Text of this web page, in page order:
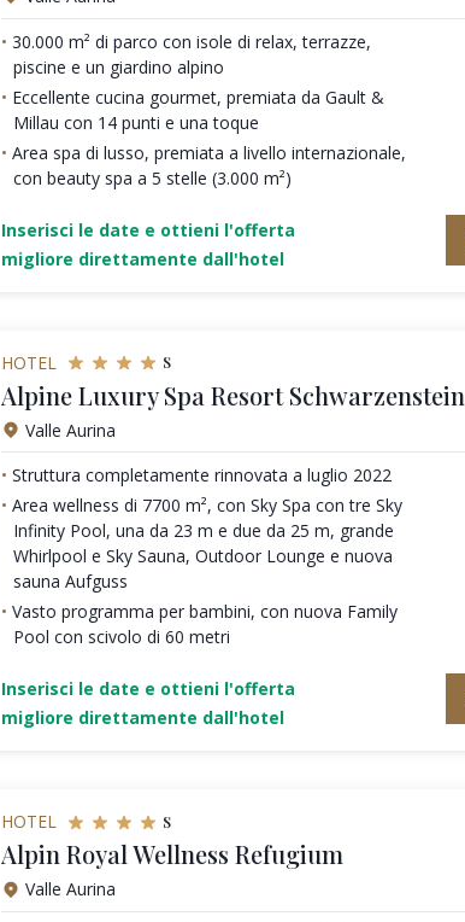
30.000 m² di parco con isole di relax, terrazze,
piscine e un giardino alpino
Eccellente cucina gourmet, premiata da Gault &
Millau con 14 punti e una toque
Area spa di lusso, premiata a livello internazionale,
con beauty spa a 5 stelle (3.000 m²)
Inserisci le date e ottieni l'offerta
migliore direttamente dall'hotel
HOTEL s
Alpine Luxury Spa Resort Schwarzenstein
Valle Aurina
Struttura completamente rinnovata a luglio 2022
Area wellness di 7700 m², con Sky Spa con tre Sky
Infinity Pool, una da 23 m e due da 25 m, grande
Whirlpool e Sky Sauna, Outdoor Lounge e nuova
sauna Aufguss
Vasto programma per bambini, con nuova Family
Pool con scivolo di 60 metri
Inserisci le date e ottieni l'offerta
migliore direttamente dall'hotel
HOTEL s
Alpin Royal Wellness Refugium
Valle Aurina